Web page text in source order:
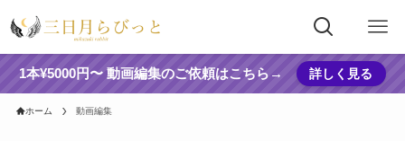
1本¥5000円〜 動画編集のご依頼はこちら→ 詳しく見る
ホーム 動画編集